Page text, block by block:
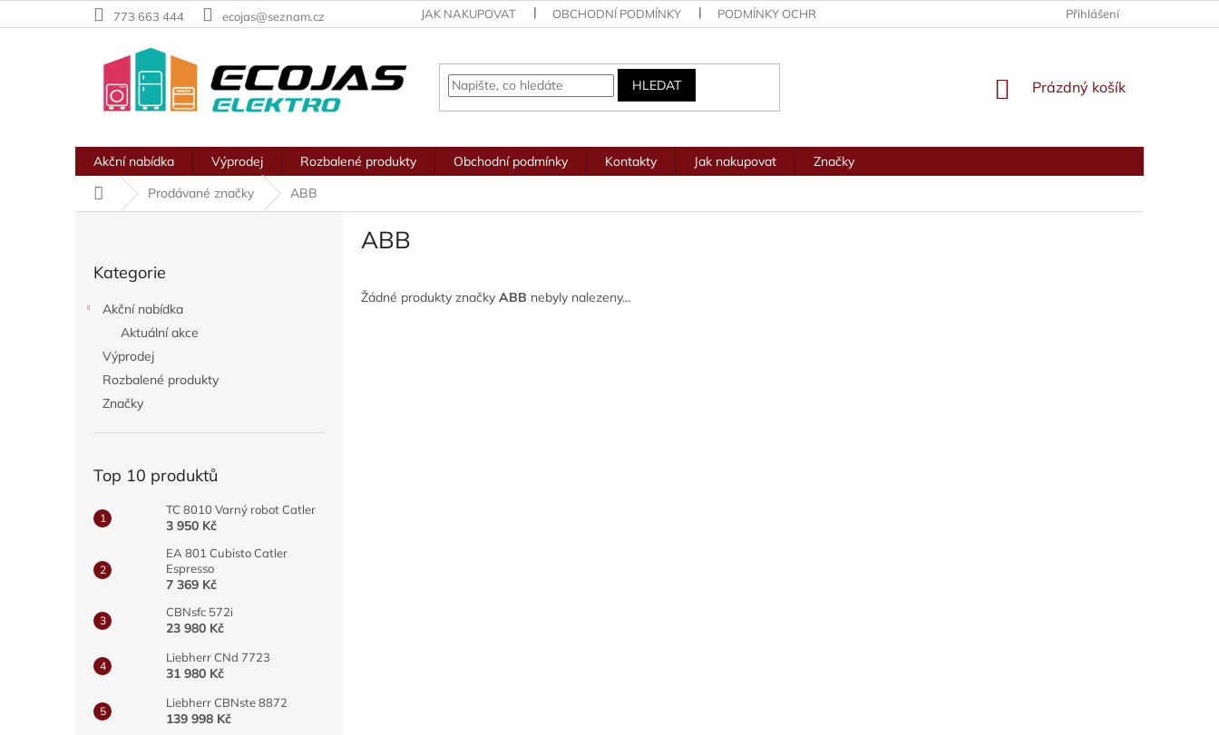
na
773 663 444 ecojas@seznam.cz JAK NAKUPOVAT OBCHODNÍ PODMÍNKY PODMÍNKY OCHRANY OSOBNÍCH ÚDAJŮ Přihlášení
HLEDAT
NÁKUPNÍ
Prázdný košík
Akční nabídka Výprodej Rozbalené produkty Obchodní podmínky Kontakty Jak nakupovat
Značky
Domů
Prodávané značky ABB
kategorie
Kategorie
Akční nabídka
Aktuální akce
Výprodej
Rozbalené produkty
Značky
Top 10 produktů
TC 8010 Varný robot Catler
3 950 Kč
EA 801 Cubisto Catler
Espresso
7 369 Kč
CBNsfc 572i
23 980 Kč
Liebherr CNd 7723
31 980 Kč
Liebherr CBNste 8872
139 998 Kč
ABB
Žádné produkty značky ABB nebyly nalezeny...